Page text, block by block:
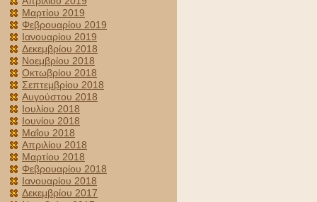
Μαρτίου 2019
Φεβρουαρίου 2019
Ιανουαρίου 2019
Δεκεμβρίου 2018
Νοεμβρίου 2018
Οκτωβρίου 2018
Σεπτεμβρίου 2018
Αυγούστου 2018
Ιουλίου 2018
Ιουνίου 2018
Μαΐου 2018
Απριλίου 2018
Μαρτίου 2018
Φεβρουαρίου 2018
Ιανουαρίου 2018
Δεκεμβρίου 2017